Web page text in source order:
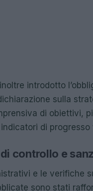
introdotto
sulla
di obiettivi,
di progresso
controllo e
e le verifiche
sono stati